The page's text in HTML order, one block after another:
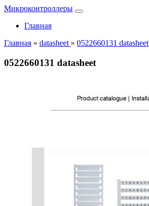
Микроконтроллеры
Главная
Главная » datasheet » 0522660131 datasheet
0522660131 datasheet